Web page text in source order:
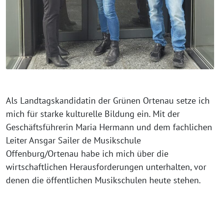
Als Landtagskandidatin der Grünen Ortenau setze ich
mich für starke kulturelle Bildung ein. Mit der
Geschäftsführerin Maria Hermann und dem fachlichen
Leiter Ansgar Sailer de Musikschule
Offenburg/Ortenau habe ich mich über die
wirtschaftlichen Herausforderungen unterhalten, vor
denen die öffentlichen Musikschulen heute stehen.